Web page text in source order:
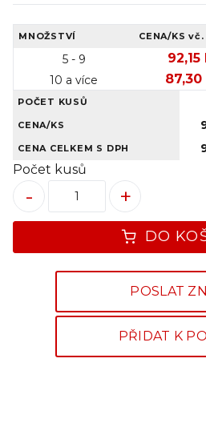
MNOŽSTVÍ CENA/KSvč.
5 - 9 92,15
10 a více 87,30
POČET KUSŮ
CENA/KS
CENA CELKEM S DPH
Počet kusů
+
-
DO
POSLAT
PŘIDAT K